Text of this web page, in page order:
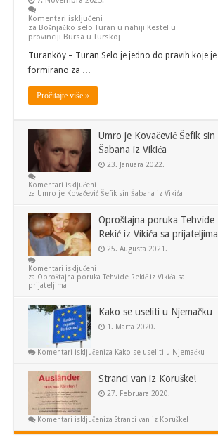
Komentari isključeni
za Bošnjačko selo Turan u nahiji Kestel u
provinciji Bursa u Turskoj
Turanköy – Turan Selo je jedno do pravih koje je
formirano za …
Pročitajte više »
Umro je Kovačević Šefik sin
Šabana iz Vikića
23. Januara 2022.
Komentari isključeni
za Umro je Kovačević Šefik sin Šabana iz Vikića
Oproštajna poruka Tehvide
Rekić iz Vikića sa prijateljima
25. Augusta 2021.
Komentari isključeni
za Oproštajna poruka Tehvide Rekić iz Vikića sa
prijateljima
Kako se useliti u Njemačku
1. Marta 2020.
Komentari isključeniza Kako se useliti u Njemačku
Stranci van iz Koruške!
27. Februara 2020.
Komentari isključeniza Stranci van iz Koruške!